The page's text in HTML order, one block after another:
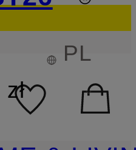
PL